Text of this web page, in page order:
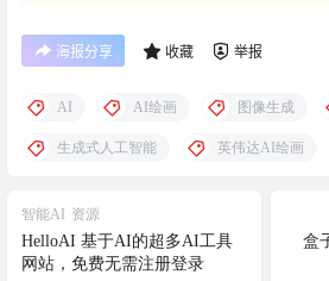
海报分享 收藏 举报
AI AI绘画 图像生成
生成式人工智能 英伟达AI绘画
智能AI 资源
HelloAI 基于AI的超多AI工具
网站，免费无需注册登录
盒